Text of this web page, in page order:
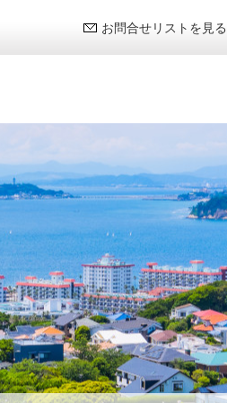
お問合せリストを見る